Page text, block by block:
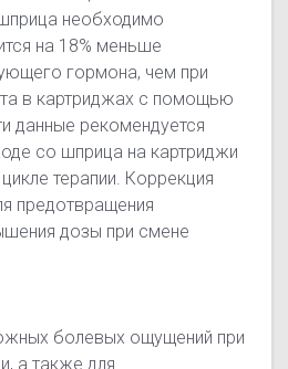
необходимо
на 18% меньше
гормона, чем при
в картриджах с помощью
данные рекомендуется
со шприца на картриджи
терапии. Коррекция
предотвращения
дозы при смене
болевых ощущений при
а также для